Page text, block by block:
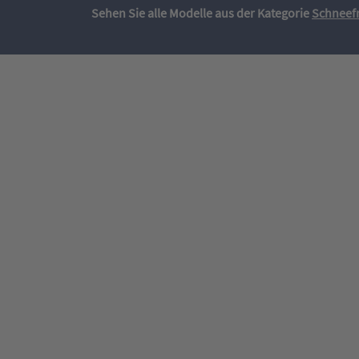
Sehen Sie alle Modelle aus der Kategorie